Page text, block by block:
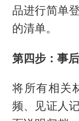
品进行简单
的清单。
第四步：事
将所有相关
频、见证人